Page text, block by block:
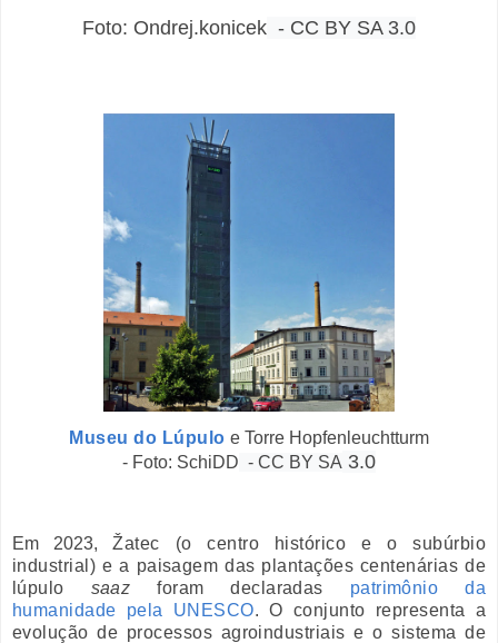
Foto: Ondrej.konicek - CC BY SA 3.0
Museu do Lúpulo e Torre Hopfenleuchtturm
- Foto: SchiDD - CC BY SA 3.0
Em 2023,Žatec (o centro histórico e o subúrbio
industrial) e a paisagem das plantações centenárias de
lúpulo saaz foram declaradas patrimônio da
humanidade pela UNESCO. O conjunto representa a
evolução de processos agroindustriais e o sistema de